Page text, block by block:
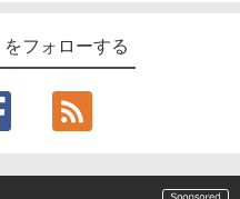
フォローする